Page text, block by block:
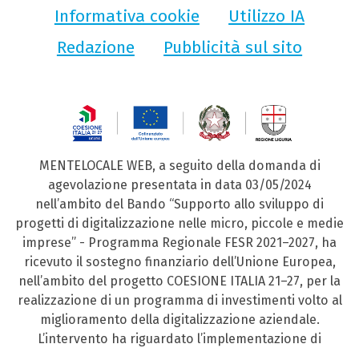
Informativa cookie
Utilizzo IA
Redazione
Pubblicità sul sito
MENTELOCALE WEB, a seguito della domanda di
agevolazione presentata in data 03/05/2024
nell’ambito del Bando “Supporto allo sviluppo di
progetti di digitalizzazione nelle micro, piccole e medie
imprese” - Programma Regionale FESR 2021–2027, ha
ricevuto il sostegno finanziario dell’Unione Europea,
nell’ambito del progetto COESIONE ITALIA 21–27, per la
realizzazione di un programma di investimenti volto al
miglioramento della digitalizzazione aziendale.
L’intervento ha riguardato l’implementazione di